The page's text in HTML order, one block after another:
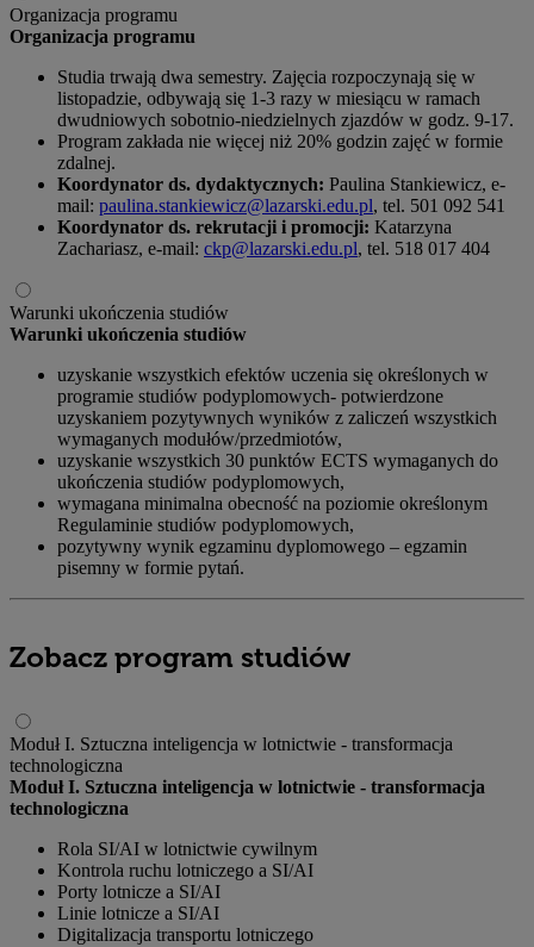
Organizacja programu
Organizacja programu
Studia trwają dwa semestry. Zajęcia rozpoczynają się w
listopadzie, odbywają się 1-3 razy w miesiącu w ramach
dwudniowych sobotnio-niedzielnych zjazdów w godz. 9-17.
Program zakłada nie więcej niż 20% godzin zajęć w formie
zdalnej.
Koordynator ds. dydaktycznych: Paulina Stankiewicz, e-
mail: paulina.stankiewicz@lazarski.edu.pl, tel. 501 092 541
Koordynator ds. rekrutacji i promocji: Katarzyna
Zachariasz, e-mail: ckp@lazarski.edu.pl, tel. 518 017 404
Warunki ukończenia studiów
Warunki ukończenia studiów
uzyskanie wszystkich efektów uczenia się określonych w
programie studiów podyplomowych- potwierdzone
uzyskaniem pozytywnych wyników z zaliczeń wszystkich
wymaganych modułów/przedmiotów,
uzyskanie wszystkich 30 punktów ECTS wymaganych do
ukończenia studiów podyplomowych,
wymagana minimalna obecność na poziomie określonym
Regulaminie studiów podyplomowych,
pozytywny wynik egzaminu dyplomowego – egzamin
pisemny w formie pytań.
Zobacz program studiów
Moduł I. Sztuczna inteligencja w lotnictwie - transformacja
technologiczna
Moduł I. Sztuczna inteligencja w lotnictwie - transformacja
technologiczna
Rola SI/AI w lotnictwie cywilnym
Kontrola ruchu lotniczego a SI/AI
Porty lotnicze a SI/AI
Linie lotnicze a SI/AI
Digitalizacja transportu lotniczego